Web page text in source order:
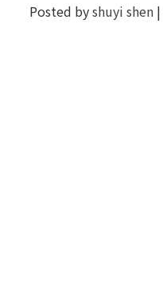
Posted byshuyi shen |